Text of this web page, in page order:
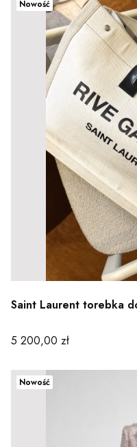
Nowość
Saint Laurent torebka
Cena
5 200,00 zł
Nowość